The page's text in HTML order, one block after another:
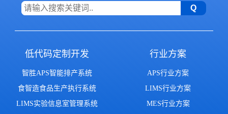
低代码定制开发
智胜APS智能排产系统
食智造食品生产执行系统
LIMS实验信息室管理系统
行业方案
APS行业方案
LIMS行业方案
MES行业方案